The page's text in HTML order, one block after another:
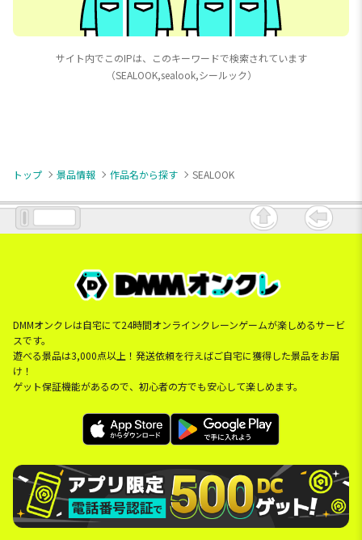
サイト内でこのIPは、このキーワードで検索されています
（SEALOOK,sealook,シールック）
トップ 景品情報 作品名から探す SEALOOK
DMMオンクレは自宅にて24時間オンラインクレーンゲームが楽しめるサービ
スです。
遊べる景品は3,000点以上！発送依頼を行えばご自宅に獲得した景品をお届
け！
ゲット保証機能があるので、初心者の方でも安心して楽しめます。